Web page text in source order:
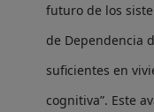
futuro de los
de Dependencia
suficientes en
cognitiva”. Este